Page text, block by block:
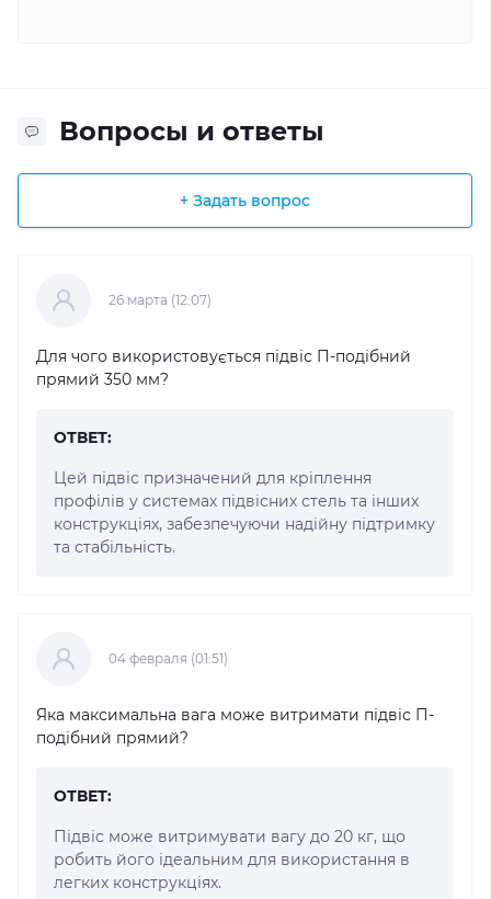
Вопросы и ответы
+ Задать вопрос
26 марта (12:07)
Для чого використовується підвіс П-подібний
прямий 350 мм?
ОТВЕТ:
Цей підвіс призначений для кріплення
профілів у системах підвісних стель та інших
конструкціях, забезпечуючи надійну підтримку
та стабільність.
04 февраля (01:51)
Яка максимальна вага може витримати підвіс П-
подібний прямий?
ОТВЕТ:
Підвіс може витримувати вагу до 20 кг, що
робить його ідеальним для використання в
легких конструкціях.